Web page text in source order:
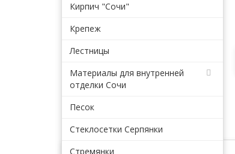
Кирпич "Сочи"
Крепеж
Лестницы
Материалы для внутренней
отделки Сочи
Песок
Стеклосетки Серпянки
Стремянки